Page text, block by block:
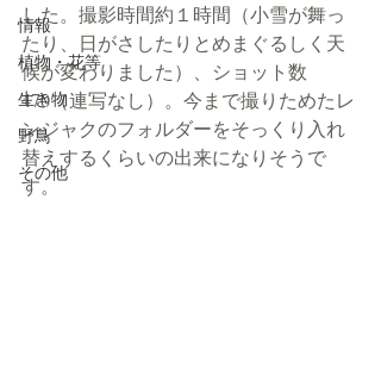
情報
植物・花等
生き物
野鳥
その他
した。撮影時間約１時間（小雪が舞っ
たり、日がさしたりとめまぐるしく天
候が変わりました）、ショット数
470（連写なし）。今まで撮りためたレ
ンジャクのフォルダーをそっくり入れ
替えするくらいの出来になりそうで
す。